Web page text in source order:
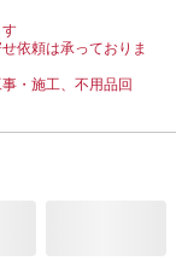
依頼は承っておりま
・施工、不用品回